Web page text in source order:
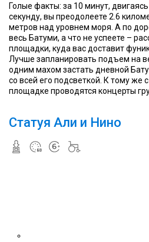
Голые факты: за 10 минут,
секунду, вы преодолеете 2.6
метров над уровнем моря. А по
весь Батуми, а что не успеете –
площадки, куда вас доставит
Лучше запланировать подъем на
одним махом застать дневной
со всей его подсветкой. К тому же
площадке проводятся концерты
Статуя Али и Нино